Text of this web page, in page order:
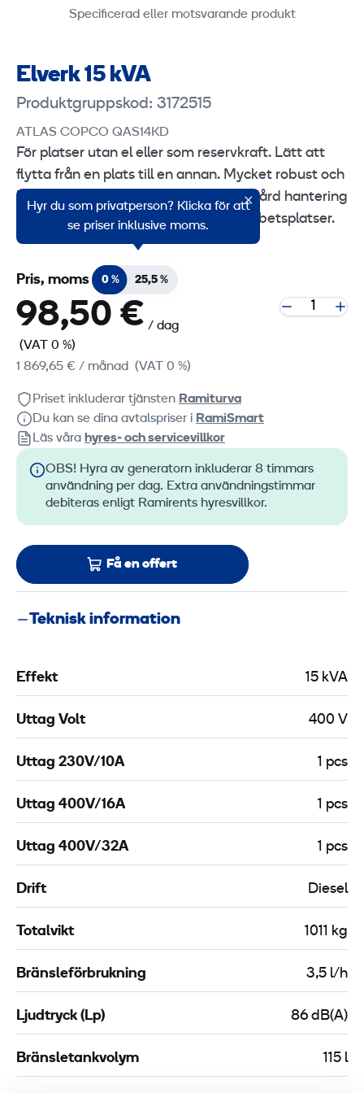
Specificerad eller motsvarande produkt
Elverk 15 kVA
Produktgruppskod: 3172515
ATLAS COPCO QAS14KD
För platser utan el eller som reservkraft. Lätt att
flytta från en plats till en annan. Mycket robust och
hållbar modell, tillverkad för att tåla hård hantering
och passar bra till exempel på byggarbetsplatser.
Hyr du som privatperson? Klicka för att
se priser inklusive moms.
Pris, moms 0 % 25,5 %
98,50 € / dag
(VAT 0 %)
1 869,65 € / månad (VAT 0 %)
Priset inkluderar tjänsten Ramiturva
Du kan se dina avtalspriser i RamiSmart
Läs våra hyres‑ och servicevillkor
OBS! Hyra av generatorn inkluderar 8 timmars
användning per dag. Extra användningstimmar
debiteras enligt Ramirents hyresvillkor.
Få en offert
Teknisk information
Effekt 15 kVA
Uttag Volt 400 V
Uttag 230V/10A 1 pcs
Uttag 400V/16A 1 pcs
Uttag 400V/32A 1 pcs
Drift Diesel
Totalvikt 1011 kg
Bränsleförbrukning 3,5 l/h
Ljudtryck (Lp) 86 dB(A)
Bränsletankvolym 115 l